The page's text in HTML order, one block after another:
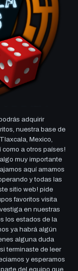
adquirir
nuestra base de
Mexico,
a otros países!
muy importante
aquí amamos
y todas las
sitio web! pide
favoritos visita
en nuestras
los estados de la
ya habrá algún
alguna duda
terminaste de leer
y esperamos
del equipo que